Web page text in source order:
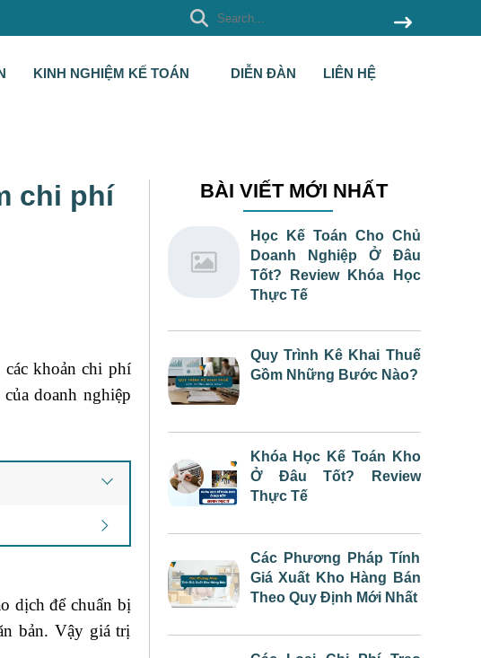
KINH NGHIỆM KẾ TOÁN DIỄN ĐÀN LIÊN HỆ
chi phí
khoản chi phí
doanh nghiệp
dịch để chuẩn bị
bản. Vậy giá trị
BÀI VIẾT MỚI NHẤT
Học Kế Toán Cho Chủ
Doanh Nghiệp Ở Đâu
Tốt? Review Khóa Học
Thực Tế
Quy Trình Kê Khai Thuế
Gồm Những Bước Nào?
Khóa Học Kế Toán Kho
Ở Đâu Tốt? Review
Thực Tế
Các Phương Pháp Tính
Giá Xuất Kho Hàng Bán
Theo Quy Định Mới Nhất